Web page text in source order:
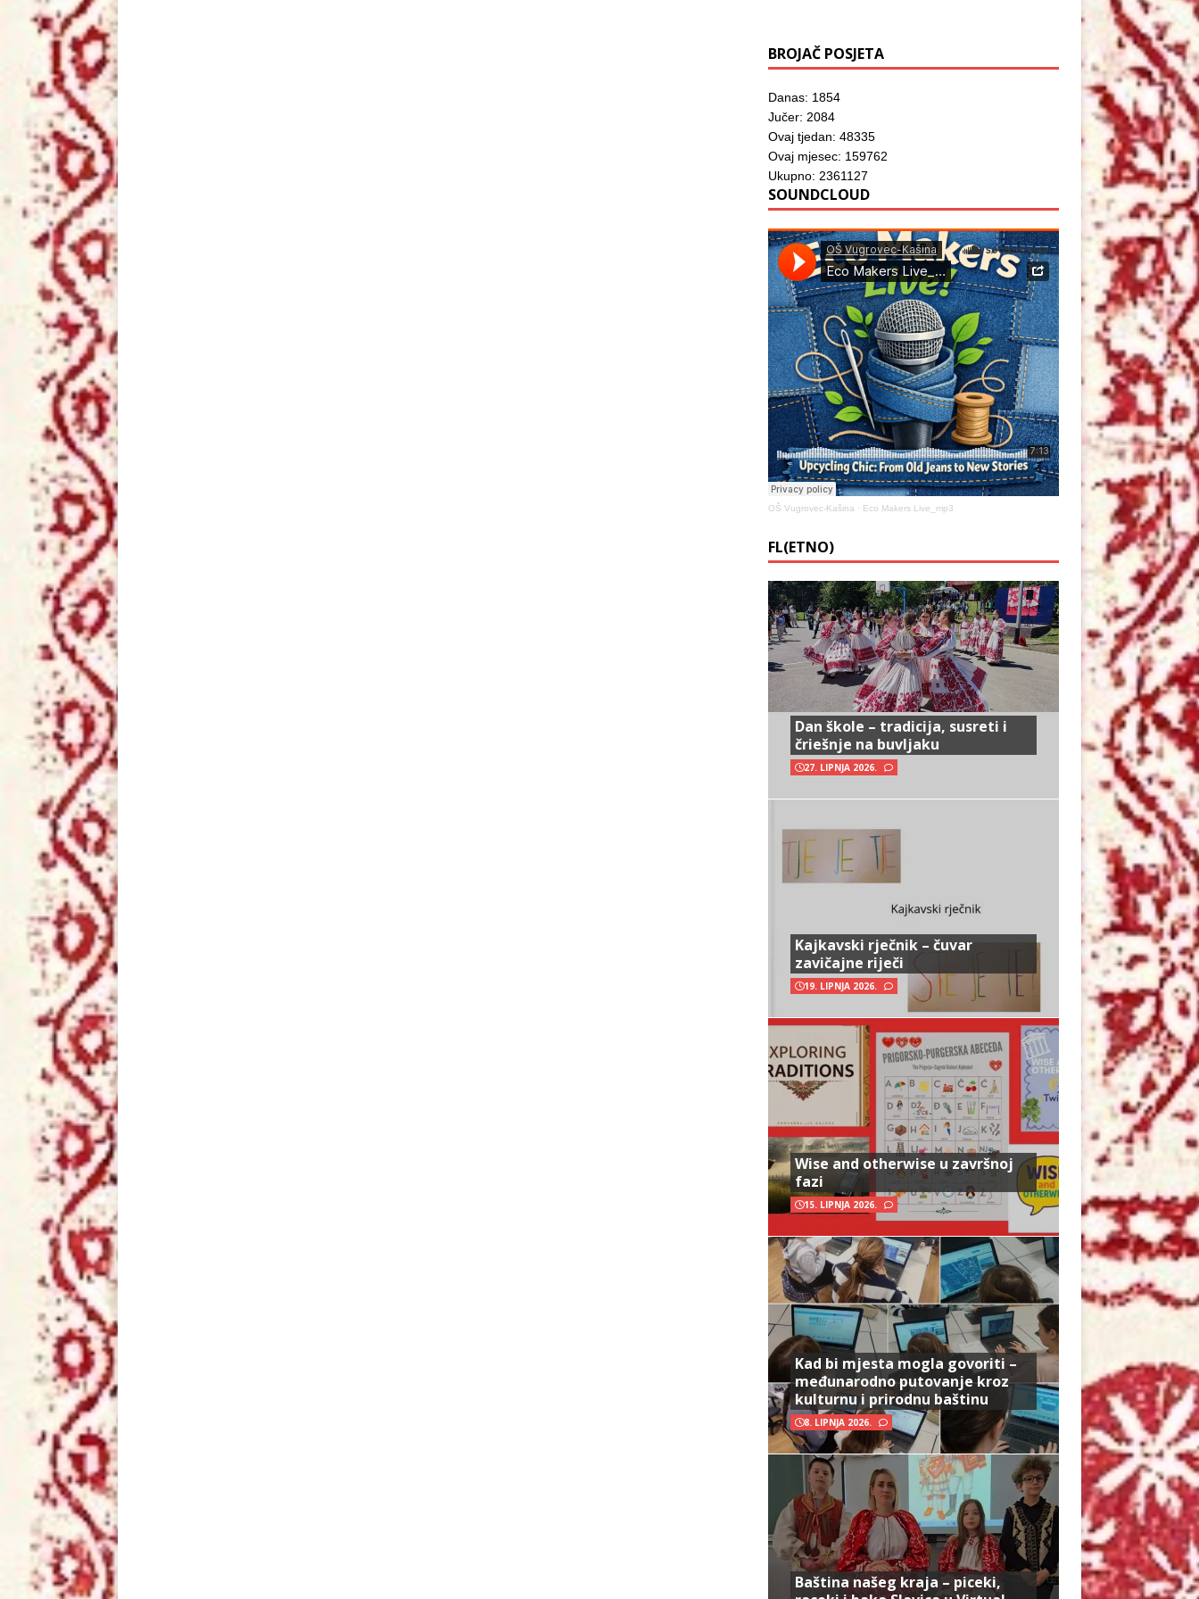
BROJAČ POSJETA
Danas: 1854
Jučer: 2084
Ovaj tjedan: 48335
Ovaj mjesec: 159762
Ukupno: 2361127
SOUNDCLOUD
OŠ Vugrovec-Kašina · Eco Makers Live_mp3
FL(ETNO)
Dan škole – tradicija, susreti i
čriešnje na buvljaku
27. LIPNJA 2026.
Kajkavski rječnik – čuvar
zavičajne riječi
19. LIPNJA 2026.
Wise and otherwise u završnoj
fazi
15. LIPNJA 2026.
Kad bi mjesta mogla govoriti –
međunarodno putovanje kroz
kulturnu i prirodnu baštinu
8. LIPNJA 2026.
Baština našeg kraja – piceki,